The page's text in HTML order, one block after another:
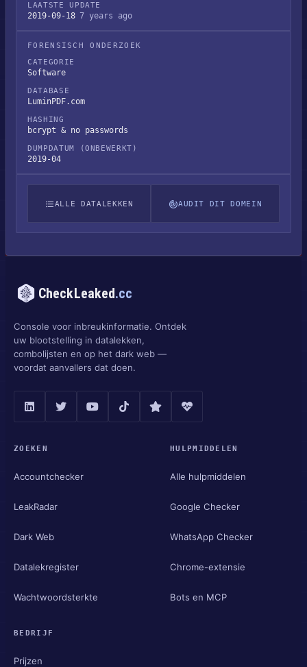
LAATSTE UPDATE
2019-09-18 7 years ago
FORENSISCH ONDERZOEK
CATEGORIE
Software
DATABASE
LuminPDF.com
HASHING
bcrypt & no passwords
DUMPDATUM (ONBEWERKT)
2019-04
ALLE DATALEKKEN AUDIT DIT DOMEIN
CheckLeaked.cc
Console voor inbreukinformatie. Ontdek
uw blootstelling in datalekken,
combolijsten en op het dark web —
voordat aanvallers dat doen.
ZOEKEN
Accountchecker
LeakRadar
Dark Web
Datalekregister
Wachtwoordsterkte
HULPMIDDELEN
Alle hulpmiddelen
Google Checker
WhatsApp Checker
Chrome-extensie
Bots en MCP
BEDRIJF
Prijzen